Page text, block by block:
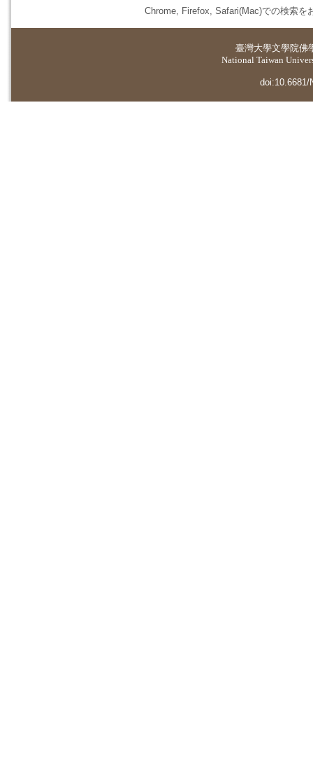
Chrome, Firefox, Safari(Mac)での検索を
臺灣大學文學院佛
National Taiwan
doi:10.6681/